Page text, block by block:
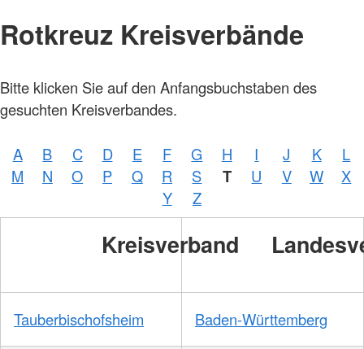
Rotkreuz Kreisverbände
Bitte klicken Sie auf den Anfangsbuchstaben des
gesuchten Kreisverbandes.
A B C D E F G H I J K
L
M
N O P Q R S T U V W
X
Y
Z
Kreisverband
Tauberbischofsheim Baden-Württemberg